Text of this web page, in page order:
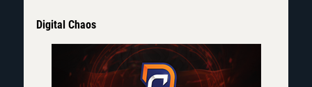
Digital Chaos